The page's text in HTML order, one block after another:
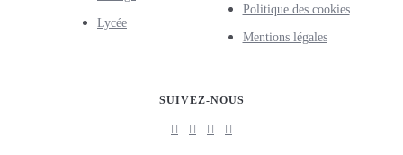
Lycée
Politique des cookies
Mentions légales
SUIVEZ-NOUS